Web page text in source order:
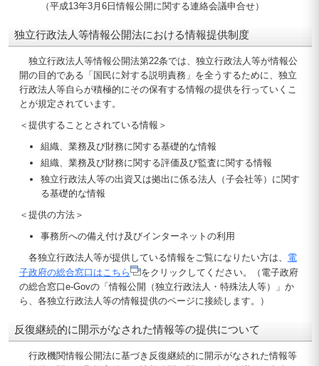
（平成13年3月6日情報公開に関する連絡会議申合せ）
独立行政法人等情報公開法における情報提供制度
独立行政法人等情報公開法第22条では、独立行政法人等が情報公
開の目的である「国民に対する説明責務」を全うするために、独立
行政法人等自らが積極的にその保有する情報の提供を行っていくこ
とが規定されています。
＜提供することとされている情報＞
組織、業務及び財務に関する基礎的な情報
組織、業務及び財務に関する評価及び監査に関する情報
独立行政法人等の出資又は拠出に係る法人（子会社等）に関す
る基礎的な情報
＜提供の方法＞
事務所への備え付け及びインターネットの利用
各独立行政法人等が提供している情報をご覧になりたい方は、 電
子政府の総合窓口はこちら
をクリックしてください。（電子政府
の総合窓口e-Govの「情報公開（独立行政法人・特殊法人等）」か
ら、各独立行政法人等の情報提供のページに接続します。）
反復継続的に開示がなされた情報等の提供について
行政機関情報公開法に基づき反復継続的に開示がなされた情報等